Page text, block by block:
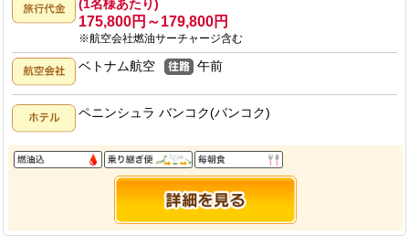
(1名様あたり)
175,800円～179,800円
※航空会社燃油サーチャージ含む
ベトナム航空 午前
ペニンシュラ バンコク(バンコク)